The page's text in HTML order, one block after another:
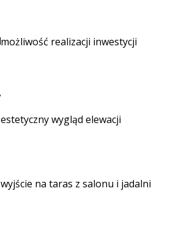
możliwość realizacji inwestycji
estetyczny wygląd elewacji
wyjście na taras z salonu i jadalni